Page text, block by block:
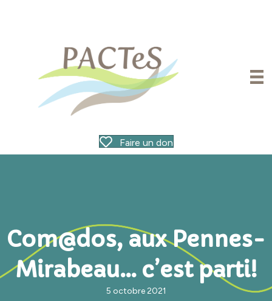
Faire un don
Com@dos, aux Pennes-
Mirabeau… c’est parti!
5 octobre 2021